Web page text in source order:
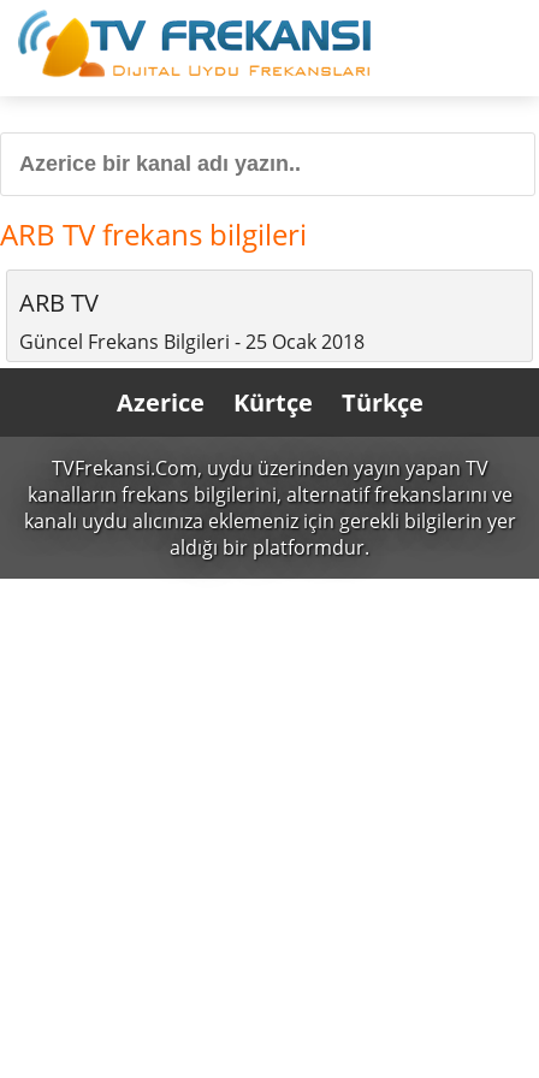
ARB TV frekans bilgileri
ARB TV
Güncel Frekans Bilgileri - 25 Ocak 2018
Azerice Kürtçe Türkçe
TVFrekansi.Com,uydu üzerinden yayın yapan TV
kanalların frekans bilgilerini, alternatif frekanslarını ve
kanalı uydu alıcınıza eklemeniz için gerekli bilgilerin yer
aldığı bir platformdur.